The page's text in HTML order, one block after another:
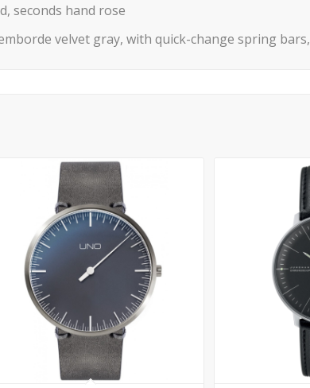
seconds hand rose
velvet gray, with quick-change spring bars,